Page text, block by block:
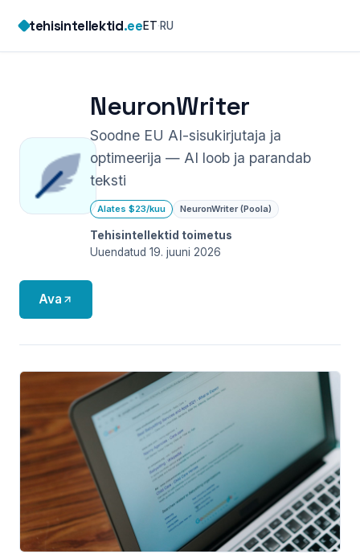
content
tehisintellektid.eeET·RU
NeuronWriter
Soodne EU AI-sisukirjutaja ja
optimeerija — AI loob ja parandab
teksti
Alates $23/kuu NeuronWriter (Poola)
Tehisintellektid toimetus
Uuendatud 19. juuni 2026
Ava